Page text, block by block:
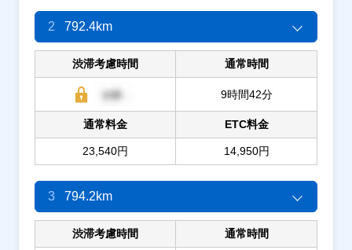
2 792.4km
渋滞考慮時間 通常時間
9時間42分
通常料金
23,540円
ETC料金
14,950円
3 794.2km
渋滞考慮時間 通常時間